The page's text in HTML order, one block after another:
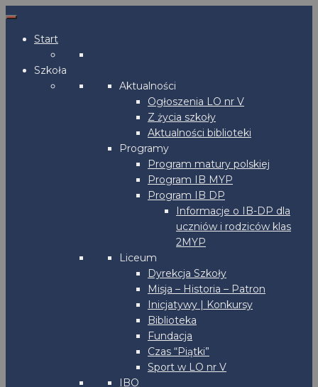
Start
Szkoła
Aktualności
Ogłoszenia LO nr V
Z życia szkoły
Aktualności biblioteki
Programy
Program matury polskiej
Program IB MYP
Program IB DP
Informacje o IB-DP dla
uczniów i rodziców klas
2MYP
Liceum
Dyrekcja Szkoły
Misja – Historia – Patron
Inicjatywy | Konkursy
Biblioteka
Fundacja
Czas “Piątki”
Sport w LO nr V
IBO